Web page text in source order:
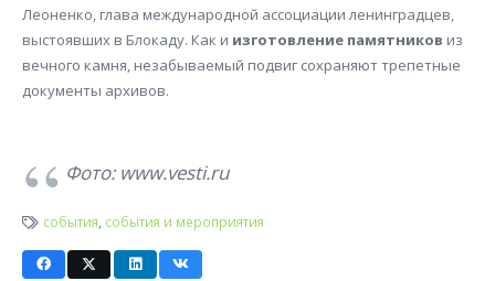
Леоненко, глава международной ассоциации ленинградцев,
выстоявших в Блокаду. Как и изготовление памятников из
вечного камня, незабываемый подвиг сохраняют трепетные
документы архивов.
Фото: www.vesti.ru
события события и мероприятия